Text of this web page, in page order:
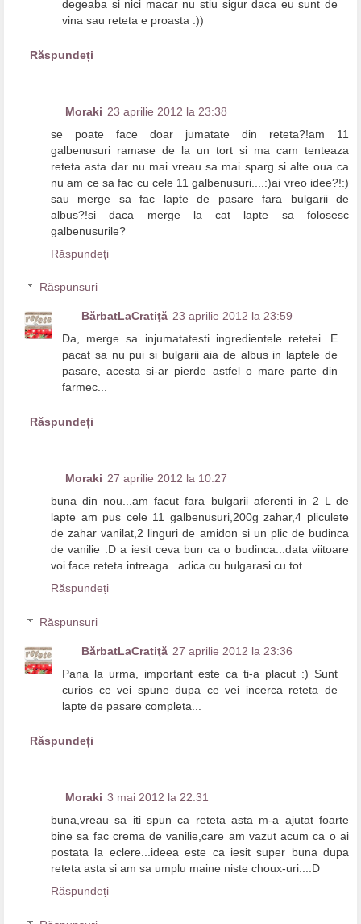
degeaba si nici macar nu stiu sigur daca eu sunt de
vina sau reteta e proasta :))
Răspundeți
Moraki 23 aprilie 2012 la 23:38
se poate face doar jumatate din reteta?!am 11
galbenusuri ramase de la un tort si ma cam tenteaza
reteta asta dar nu mai vreau sa mai sparg si alte oua ca
nu am ce sa fac cu cele 11 galbenusuri....:)ai vreo idee?!:)
sau merge sa fac lapte de pasare fara bulgarii de
albus?!si daca merge la cat lapte sa folosesc
galbenusurile?
Răspundeți
Răspunsuri
BărbatLaCratiţă 23 aprilie 2012 la 23:59
Da, merge sa injumatatesti ingredientele retetei. E
pacat sa nu pui si bulgarii aia de albus in laptele de
pasare, acesta si-ar pierde astfel o mare parte din
farmec...
Răspundeți
Moraki 27 aprilie 2012 la 10:27
buna din nou...am facut fara bulgarii aferenti in 2 L de
lapte am pus cele 11 galbenusuri,200g zahar,4 pliculete
de zahar vanilat,2 linguri de amidon si un plic de budinca
de vanilie :D a iesit ceva bun ca o budinca...data viitoare
voi face reteta intreaga...adica cu bulgarasi cu tot...
Răspundeți
Răspunsuri
BărbatLaCratiţă 27 aprilie 2012 la 23:36
Pana la urma, important este ca ti-a placut :) Sunt
curios ce vei spune dupa ce vei incerca reteta de
lapte de pasare completa...
Răspundeți
Moraki 3 mai 2012 la 22:31
buna,vreau sa iti spun ca reteta asta m-a ajutat foarte
bine sa fac crema de vanilie,care am vazut acum ca o ai
postata la eclere...ideea este ca iesit super buna dupa
reteta asta si am sa umplu maine niste choux-uri...:D
Răspundeți